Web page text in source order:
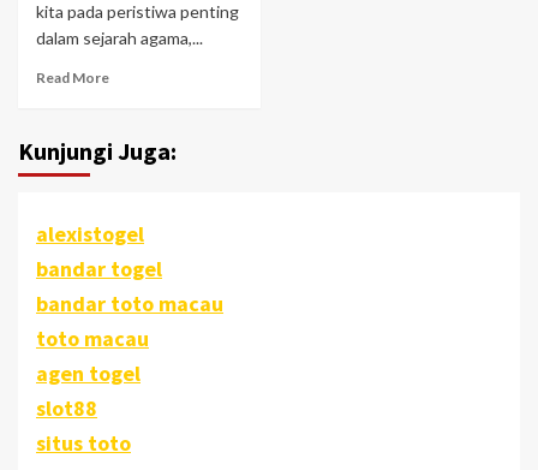
kita pada peristiwa penting
dalam sejarah agama,...
Read More
Kunjungi Juga:
alexistogel
bandar togel
bandar toto macau
toto macau
agen togel
slot88
situs toto